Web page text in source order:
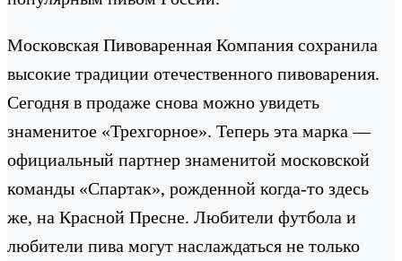
Московская Пивоваренная Компания сохранила
высокие традиции отечественного пивоварения.
Сегодня в продаже снова можно увидеть
знаменитое «Трехгорное». Теперь эта марка —
официальный партнер знаменитой московской
команды «Спартак», рожденной когда-то здесь
же, на Красной Пресне. Любители футбола и
любители пива могут наслаждаться не только